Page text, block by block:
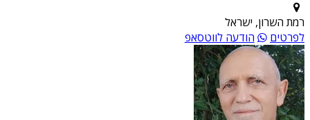
רמת השרון, ישראל
לפרטים
הודעה לווטסאפ